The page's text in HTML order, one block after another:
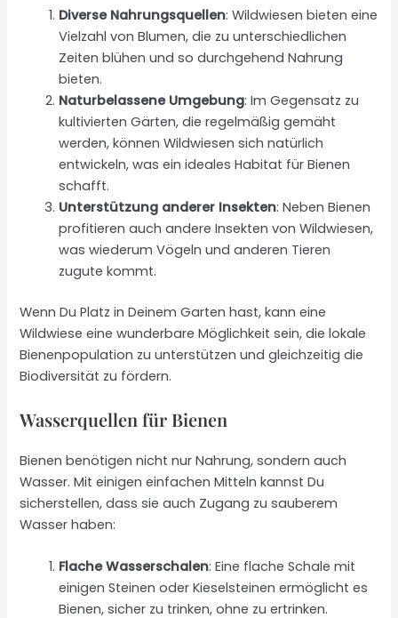
Diverse Nahrungsquellen: Wildwiesen bieten eine
Vielzahl von Blumen, die zu unterschiedlichen
Zeiten blühen und so durchgehend Nahrung
bieten.
Naturbelassene Umgebung: Im Gegensatz zu
kultivierten Gärten, die regelmäßig gemäht
werden, können Wildwiesen sich natürlich
entwickeln, was ein ideales Habitat für Bienen
schafft.
Unterstützung anderer Insekten: Neben Bienen
profitieren auch andere Insekten von Wildwiesen,
was wiederum Vögeln und anderen Tieren
zugute kommt.
Wenn Du Platz in Deinem Garten hast, kann eine
Wildwiese eine wunderbare Möglichkeit sein, die lokale
Bienenpopulation zu unterstützen und gleichzeitig die
Biodiversität zu fördern.
Wasserquellen für Bienen
Bienen benötigen nicht nur Nahrung, sondern auch
Wasser. Mit einigen einfachen Mitteln kannst Du
sicherstellen, dass sie auch Zugang zu sauberem
Wasser haben:
Flache Wasserschalen: Eine flache Schale mit
einigen Steinen oder Kieselsteinen ermöglicht es
Bienen, sicher zu trinken, ohne zu ertrinken.